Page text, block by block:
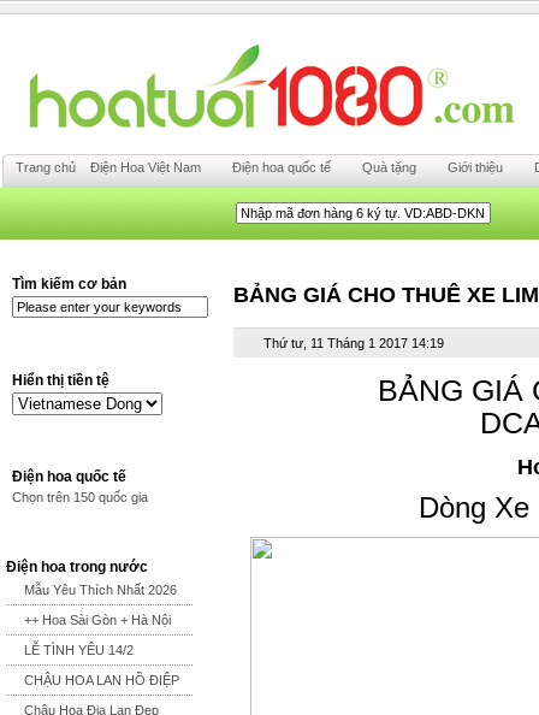
Trang chủ Điện Hoa Việt Nam Điện hoa quốc tế Quà tặng Giới thiệu
Tìm kiếm cơ bản
Hiển thị tiền tệ
Điện hoa quốc tế
Chọn trên 150 quốc gia
Điện hoa trong nước
Mẫu Yêu Thích Nhất 2026
++ Hoa Sài Gòn + Hà Nội
LỄ TÌNH YÊU 14/2
CHẬU HOA LAN HỒ ĐIỆP
Chậu Hoa Địa Lan Đẹp
BẢNG GIÁ CHO THUÊ XE
Thứ tư, 11 Tháng 1 2017 14:19
BẢNG GIÁ
Dòng